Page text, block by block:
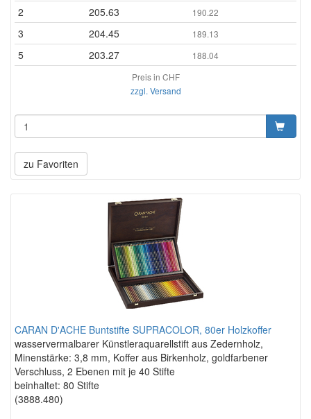
2 205.63 190.22
3 204.45 189.13
5 203.27
188.04
Preis in CHF
zzgl. Versand
zu Favoriten
CARAN D'ACHE Buntstifte SUPRACOLOR, 80er Holzkoffer
wasservermalbarer Künstleraquarellstift aus Zedernholz,
Minenstärke: 3,8 mm, Koffer aus Birkenholz, goldfarbener
Verschluss, 2 Ebenen mit je 40 Stifte
beinhaltet: 80 Stifte
(3888.480)